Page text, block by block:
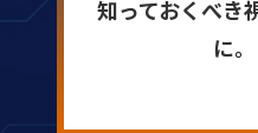
知っておくべき
に。